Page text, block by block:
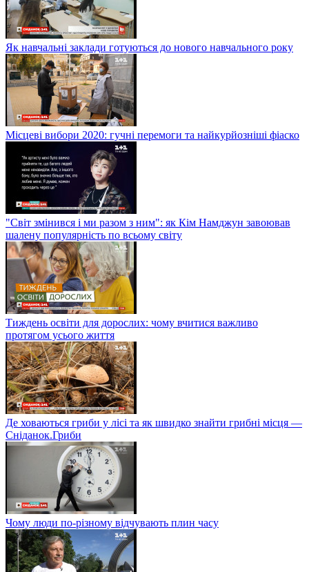
Як навчальні заклади готуються до нового навчального року
Місцеві вибори 2020: гучні перемоги та найкурйозніші фіаско
"Світ змінився і ми разом з ним": як Кім Намджун завоював
шалену популярність по всьому світу
Тиждень освіти для дорослих: чому вчитися важливо
протягом усього життя
Де ховаються гриби у лісі та як швидко знайти грибні місця —
Сніданок.Гриби
Чому люди по-різному відчувають плин часу